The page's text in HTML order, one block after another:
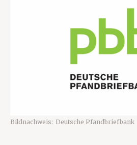
Bildnachweis: Deutsche Pfandbriefbank